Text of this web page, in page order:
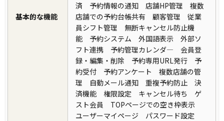
基本的な機能
済 予約情報の通知 店舗HP管理 複数
店舗での予約台帳共有 顧客管理 従業
員シフト管理 無断キャンセル防止機
能 予約システム 外国語表示 外部ソ
フト連携 予約管理カレンダ― 会員登
録・編集・削除 予約専用URL発行 予
約受付 予約アンケート 複数店舗の管
理 自動メール通知 重複予約防止 決
済機能 権限設定 キャンセル待ち ゲ
スト会員 TOPページでの空き枠表示
ユーザーマイページ パスワード設定